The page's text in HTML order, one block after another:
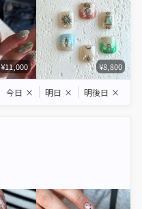
¥11,000 ¥8,800
今日 × 明日 × 明後日 ×